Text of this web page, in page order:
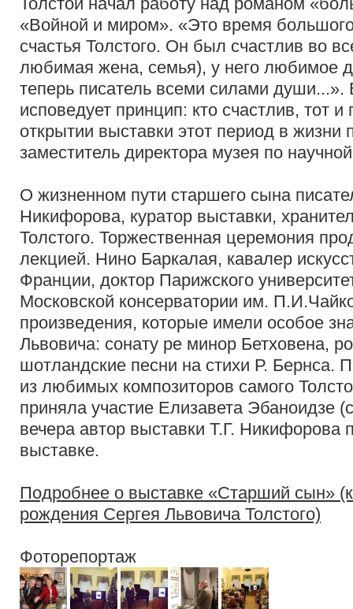
«Войной и миром». «Это время
счастья Толстого. Он был счастлив во
любимая жена, семья), у него любимое
теперь писатель всеми силами души...».
исповедует принцип: кто счастлив, тот
открытии выставки этот период в жизни
заместитель директора музея по
О жизненном пути старшего сына
Никифорова, куратор выставки,
Толстого. Торжественная церемония
лекцией. Нино Баркалая, кавалер
Франции, доктор Парижского
Московской консерватории им.
произведения, которые имели особое
Львовича: сонату ре минор Бетховена,
шотландские песни на стихи Р. Бернса.
из любимых композиторов самого
приняла участие Елизавета Эбаноидзе
вечера автор выставки Т.Г. Никифорова
выставке.
Подробнее о выставке «Старший сын»
рождения Сергея Львовича Толстого)
Фоторепортаж